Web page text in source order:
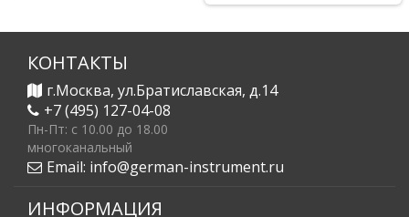
КОНТАКТЫ
г.Москва, ул.Братиславская, д.14
+7 (495) 127-04-08
Пн-Пт: c 10.00 до 18.00
многоканальный
Email: info@german-instrument.ru
ИНФОРМАЦИЯ